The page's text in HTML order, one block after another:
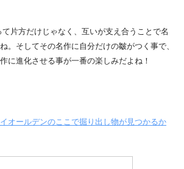
片方だけじゃなく、互いが支え合うことで名
。そしてその名作に自分だけの皺がつく事で、
に進化させる事が一番の楽しみだよね！
オールデンのここで掘り出し物が見つかるか